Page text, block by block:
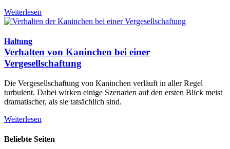
Weiterlesen
Haltung
Verhalten von Kaninchen bei einer
Vergesellschaftung
Die Vergesellschaftung von Kaninchen verläuft in aller Regel
turbulent. Dabei wirken einige Szenarien auf den ersten Blick meist
dramatischer, als sie tatsächlich sind.
Weiterlesen
Beliebte Seiten